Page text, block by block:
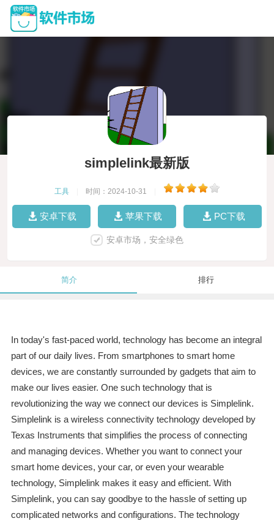
simplelink最新版
工具 时间：2024-10-31
安卓下载 苹果下载 PC下载
安卓市场，安全绿色
简介 排行
In today's fast-paced world, technology has become an integral
part of our daily lives. From smartphones to smart home
devices, we are constantly surrounded by gadgets that aim to
make our lives easier. One such technology that is
revolutionizing the way we connect our devices is Simplelink.
Simplelink is a wireless connectivity technology developed by
Texas Instruments that simplifies the process of connecting
and managing devices. Whether you want to connect your
smart home devices, your car, or even your wearable
technology, Simplelink makes it easy and efficient. With
Simplelink, you can say goodbye to the hassle of setting up
complicated networks and configurations. The technology